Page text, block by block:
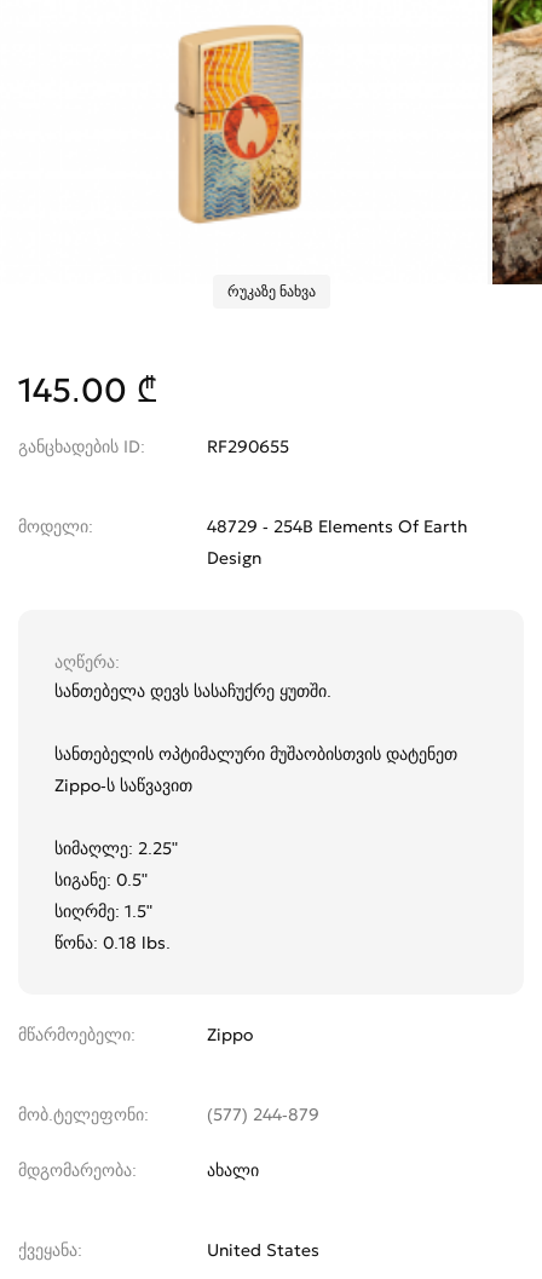
რუკაზე ნახვა
145.00 ₾
განცხადების ID RF290655
მოდელი
48729 - 254B Elements Of Earth
Design
აღწერა
სანთებელა დევს სასაჩუქრე ყუთში.
სანთებელის ოპტიმალური მუშაობისთვის დატენეთ
Zippo-ს საწვავით
სიმაღლე: 2.25"
სიგანე: 0.5"
სიღრმე: 1.5"
წონა: 0.18 lbs.
მწარმოებელი Zippo
მობ.ტელეფონი (577) 244-879
მდგომარეობა ახალი
ქვეყანა United States